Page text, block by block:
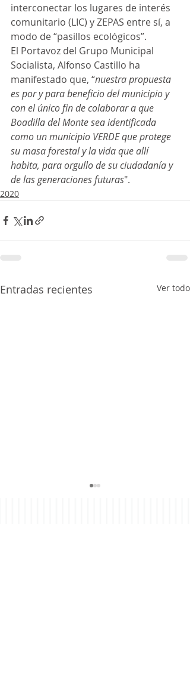
interconectar los lugares de interés
comunitario (LIC) y ZEPAS entre sí, a
modo de “pasillos ecológicos”.
El Portavoz del Grupo Municipal
Socialista, Alfonso Castillo ha
manifestado que, “nuestra propuesta
es por y para beneficio del municipio y
con el único fin de colaborar a que
Boadilla del Monte sea identificada
como un municipio VERDE que protege
su masa forestal y la vida que allí
habita, para orgullo de su ciudadanía y
de las generaciones futuras".
2020
Entradas recientes Ver todo